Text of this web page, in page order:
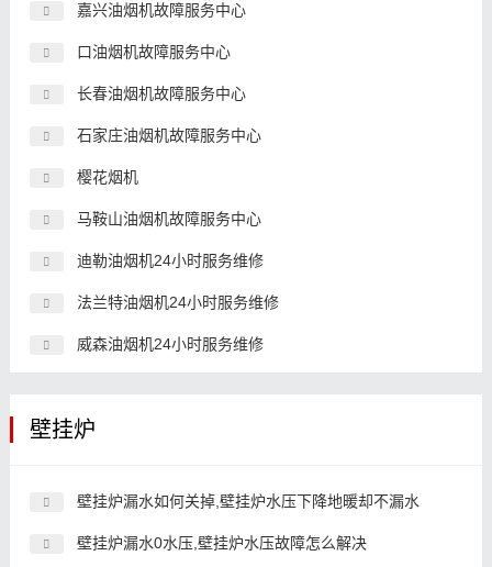
嘉兴油烟机故障服务中心
口油烟机故障服务中心
长春油烟机故障服务中心
石家庄油烟机故障服务中心
樱花烟机
马鞍山油烟机故障服务中心
迪勒油烟机24小时服务维修
法兰特油烟机24小时服务维修
威森油烟机24小时服务维修
壁挂炉
壁挂炉漏水如何关掉,壁挂炉水压下降地暖却不漏水
壁挂炉漏水0水压,壁挂炉水压故障怎么解决